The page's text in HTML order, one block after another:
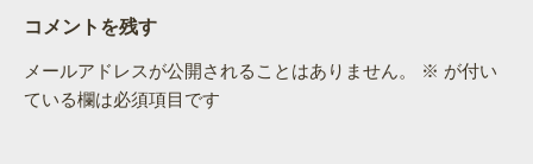
コメントを残す
メールアドレスが公開されることはありません。 ※ が付い
ている欄は必須項目です